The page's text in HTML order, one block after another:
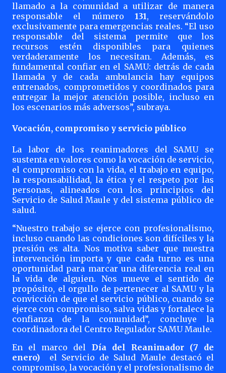
llamado a la comunidad a utilizar de manera
responsable el número 131, reservándolo
exclusivamente para emergencias reales. “El uso
responsable del sistema permite que los
recursos estén disponibles para quienes
verdaderamente los necesitan. Además, es
fundamental confiar en el SAMU: detrás de cada
llamada y de cada ambulancia hay equipos
entrenados, comprometidos y coordinados para
entregar la mejor atención posible, incluso en
los escenarios más adversos”, subraya.
Vocación, compromiso y servicio público
La labor de los reanimadores del SAMU se
sustenta en valores como la vocación de servicio,
el compromiso con la vida, el trabajo en equipo,
la responsabilidad, la ética y el respeto por las
personas, alineados con los principios del
Servicio de Salud Maule y del sistema público de
salud.
“Nuestro trabajo se ejerce con profesionalismo,
incluso cuando las condiciones son difíciles y la
presión es alta. Nos motiva saber que nuestra
intervención importa y que cada turno es una
oportunidad para marcar una diferencia real en
la vida de alguien. Nos mueve el sentido de
propósito, el orgullo de pertenecer al SAMU y la
convicción de que el servicio público, cuando se
ejerce con compromiso, salva vidas y fortalece la
confianza de la comunidad”, concluye la
coordinadora del Centro Regulador SAMU Maule.
En el marco del Día del Reanimador (7 de
enero)
el Servicio de Salud Maule destacó el
compromiso, la vocación y el profesionalismo de